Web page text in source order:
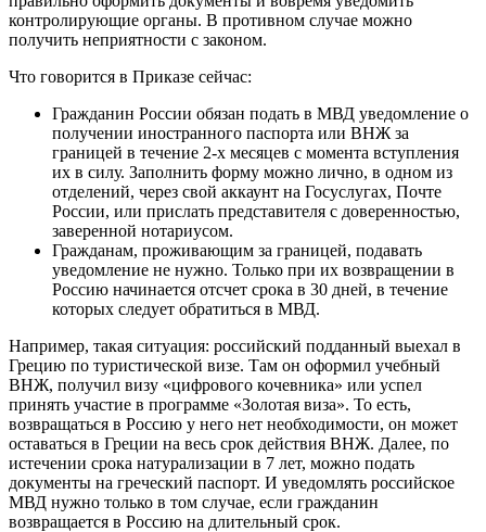
контролирующие органы. В противном случае можно
получить неприятности с законом.
Что говорится в Приказе сейчас:
Гражданин России обязан подать в МВД уведомление о
получении иностранного паспорта или ВНЖ за
границей в течение 2-х месяцев с момента вступления
их в силу. Заполнить форму можно лично, в одном из
отделений, через свой аккаунт на Госуслугах, Почте
России, или прислать представителя с доверенностью,
заверенной нотариусом.
Гражданам, проживающим за границей, подавать
уведомление не нужно. Только при их возвращении в
Россию начинается отсчет срока в 30 дней, в течение
которых следует обратиться в МВД.
Например, такая ситуация: российский подданный выехал в
Грецию по туристической визе. Там он оформил учебный
ВНЖ, получил визу «цифрового кочевника» или успел
принять участие в программе «Золотая виза». То есть,
возвращаться в Россию у него нет необходимости, он может
оставаться в Греции на весь срок действия ВНЖ. Далее, по
истечении срока натурализации в 7 лет, можно подать
документы на греческий паспорт. И уведомлять российское
МВД нужно только в том случае, если гражданин
возвращается в Россию на длительный срок.